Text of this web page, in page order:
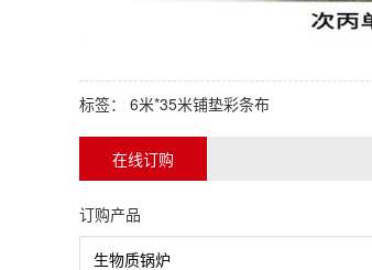
标签： 6米*35米铺垫彩条布
在线订购
订购产品